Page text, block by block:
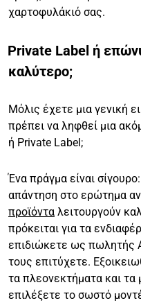
χαρτοφυλάκιό σας.
Private Label ή
καλύτερο;
Μόλις έχετε μια γενική
πρέπει να ληφθεί μια
ή Private Label;
Ένα πράγμα είναι
απάντηση στο ερώτημα
προϊόντα λειτουργούν
πρόκειται για τα
επιδιώκετε ως πωλητής
τους επιτύχετε.
τα πλεονεκτήματα και
επιλέξετε το σωστό